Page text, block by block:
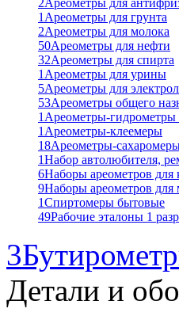
2Ареометры для
1 Ареометры для грунта
2Ареометры для молока
50Ареометры для нефти
32Ареометры для спирта
1 Ареометры для урины
5Ареометры для
53Ареометры общего
1 Ареометры-
1 Ареометры-клеемеры
18Ареометры-
1Набор автолюбителя,
6Наборы ареометров для
9Наборы ареометров для
1Спиртомеры бытовые
49Рабочие эталоны 1
3
Детали и